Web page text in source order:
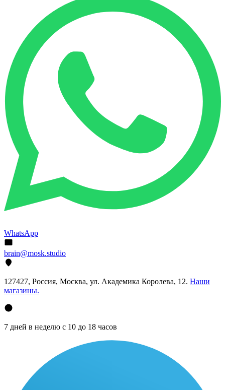
WhatsApp
brain@mosk.studio
127427, Россия, Москва, ул. Академика Королева, 12. Наши
магазины.
7 дней в неделю с 10 до 18 часов